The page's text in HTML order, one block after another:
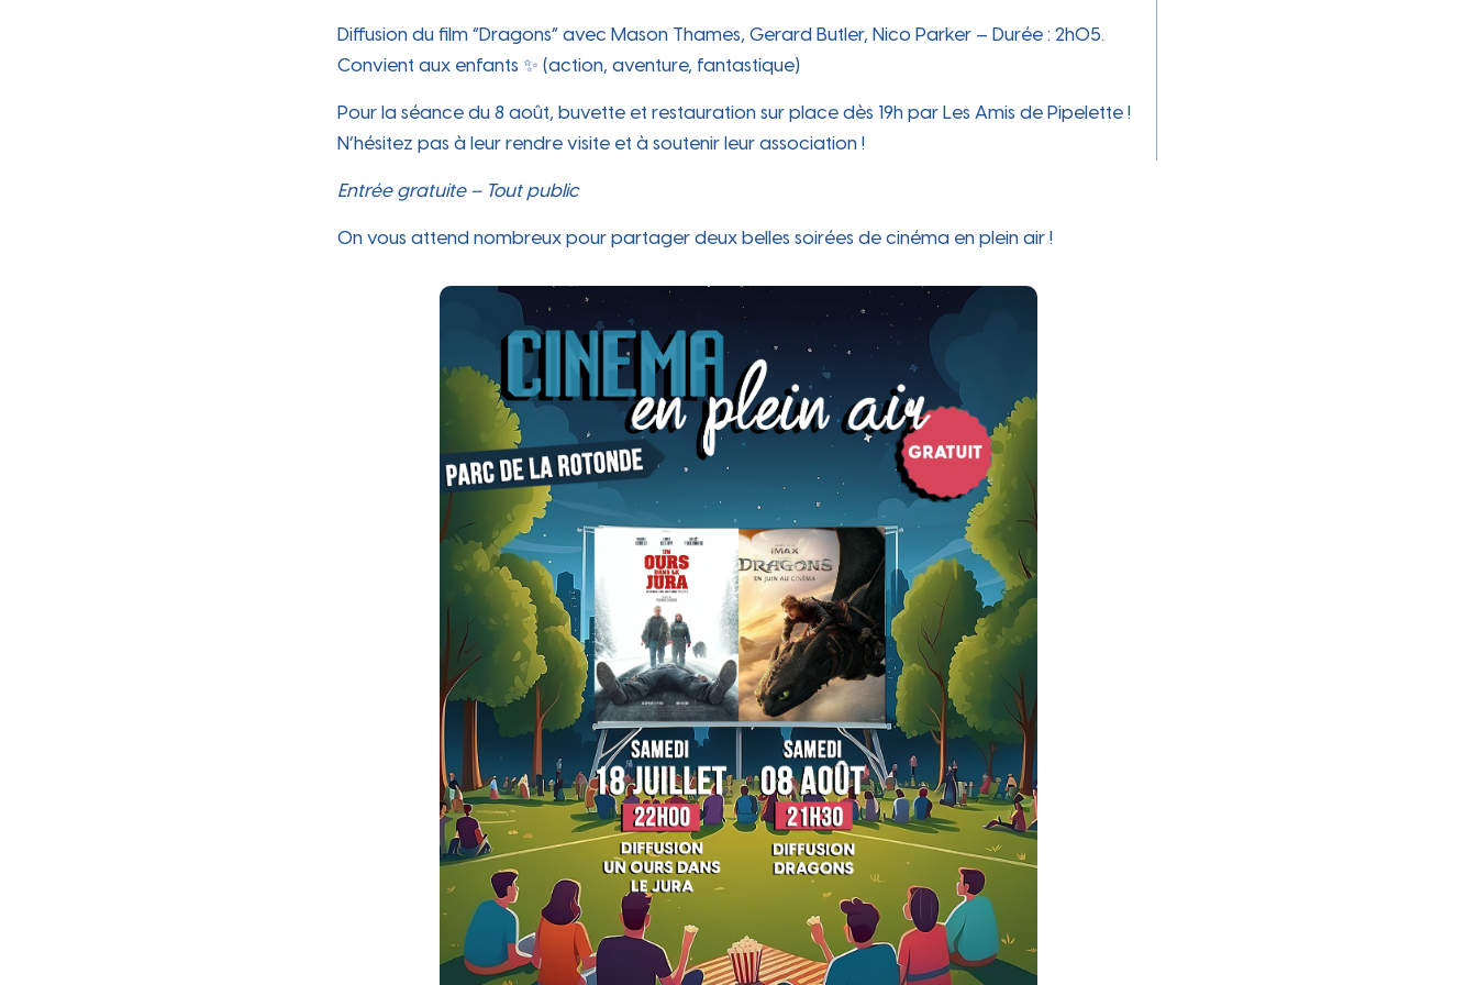
Diffusion du film “Dragons” avec Mason Thames, Gerard Butler, Nico Parker – Durée : 2h05.
Convient aux enfants ✨ (action, aventure, fantastique)
Pour la séance du 8 août, buvette et restauration sur place dès 19h par Les Amis de Pipelette !
N’hésitez pas à leur rendre visite et à soutenir leur association !
Entrée gratuite – Tout public
On vous attend nombreux pour partager deux belles soirées de cinéma en plein air !